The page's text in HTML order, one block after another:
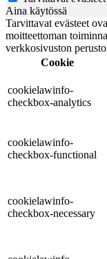
Aina käytössä
Tarvittavat evästeet
moitteettoman
verkkosivuston
Cookie
cookielawinfo-
checkbox-analytics
cookielawinfo-
checkbox-functional
cookielawinfo-
checkbox-necessary